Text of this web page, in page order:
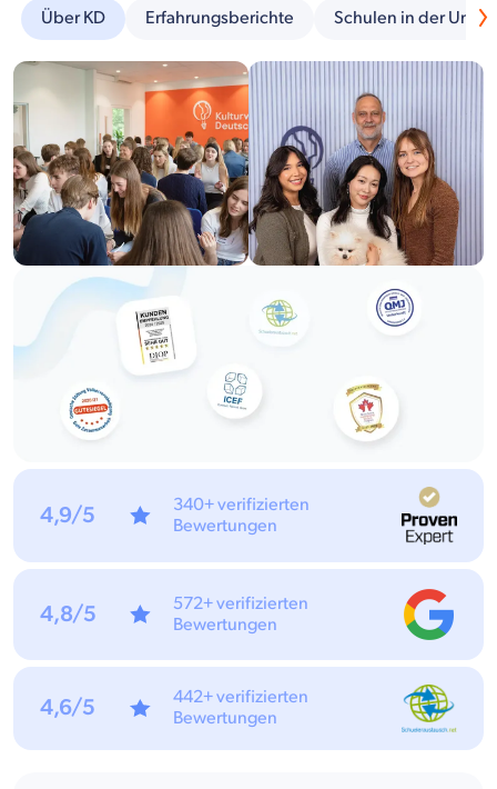
Über KD Erfahrungsberichte Schulen in der
4,9/5
340+ verifizierten
Bewertungen
4,8/5
572+ verifizierten
Bewertungen
4,6/5
442+ verifizierten
Bewertungen